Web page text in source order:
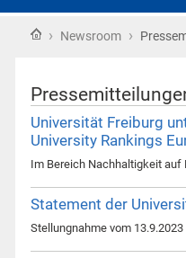
Startseite
› Newsroom ›
Universität Freiburg
University Rankings
Im Bereich Nachhaltigkeit
Statement der
Stellungnahme vom